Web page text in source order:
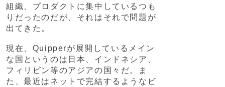
組織、プロダクトに集中しているつも
りだったのだが、それはそれで問題が
出てきた。
現在、Quipperが展開しているメイン
な国というのは日本、インドネシア、
フィリピン等のアジアの国々だ。ま
た、最近はネットで完結するようなビ